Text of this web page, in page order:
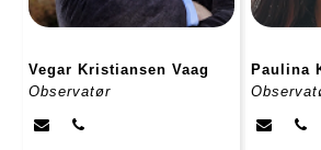
Vegar Kristiansen Vaag
Observatør
Paulina